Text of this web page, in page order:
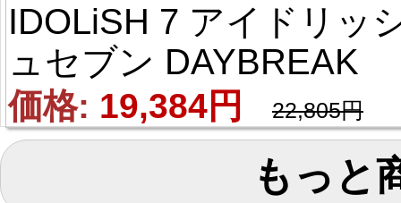
IDOLiSH 7 アイドリッ
ュセブン DAYBREAK
INTERLUDE 十龍之介
（つなし りゅうのすけ
風 コスプレ衣装
価格: 19,384円 22,805円
もっと